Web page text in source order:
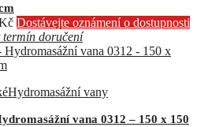
Dostávejte oznámení o dostupnosti
doručení
Hydromasážní vany
vana 0312 – 150 x 150